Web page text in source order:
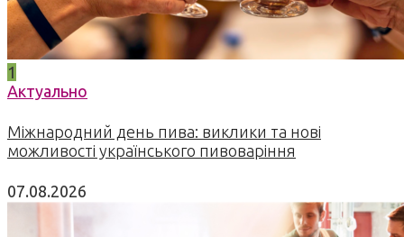
1
Актуально
Міжнародний день пива: виклики та нові
можливості українського пивоваріння
07.08.2026